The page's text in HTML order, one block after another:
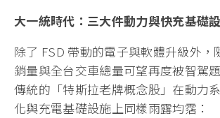
大一統時代：三大件動力與快充基礎
除了 FSD 帶動的電子與軟體升級外，
銷量與全台交車總量可望再度被智駕
傳統的「特斯拉老牌概念股」在動力
化與充電基礎設施上同樣雨露均霑：